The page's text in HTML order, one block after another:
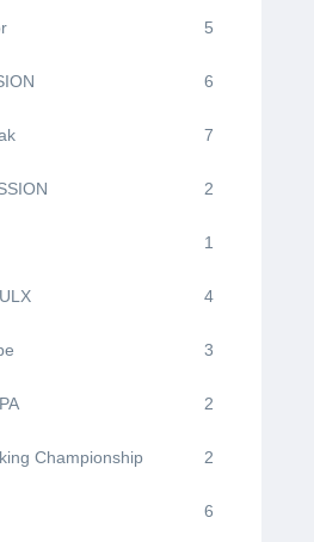
5
6
7
2
1
4
3
2
Championship 2
6